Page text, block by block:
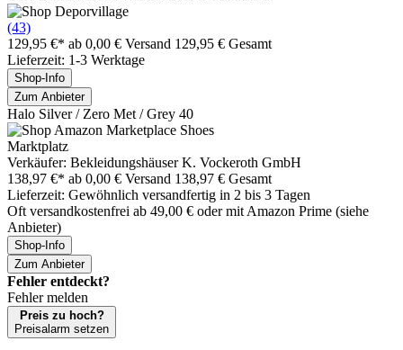
(43)
129,95 €* ab 0,00 € Versand 129,95 € Gesamt
Lieferzeit: 1-3 Werktage
Shop-Info
Zum Anbieter
Halo Silver / Zero Met / Grey 40
Marktplatz
Verkäufer: Bekleidungshäuser K. Vockeroth GmbH
138,97 €* ab 0,00 € Versand 138,97 € Gesamt
Lieferzeit: Gewöhnlich versandfertig in 2 bis 3 Tagen
Oft versandkostenfrei ab 49,00 € oder mit Amazon Prime (siehe
Anbieter)
Shop-Info
Zum Anbieter
Fehler entdeckt?
Fehler melden
Preis zu hoch?
Preisalarm setzen